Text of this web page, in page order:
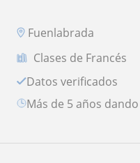
Fuenlabrada
Clases de Francés
Datos verificados
más de 5 años